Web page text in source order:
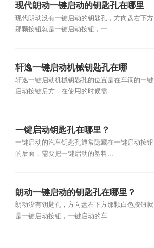
现代朗动一键启动的钥匙孔在哪里
现代朗动没有一键启动的钥匙孔，方向盘右下方
那颗按钮就是一键启动按钮，一...
轩逸一键启动机械钥匙孔在哪
轩逸一键启动机械钥匙孔的位置是在车辆的一键
启动按键后方，在使用的时候需...
一键启动钥匙孔在哪里？
一键启动的汽车钥匙孔通常隐藏在一键启动按钮
的后面，需要把一键启动的塑料...
朗动一键启动的钥匙孔在哪里？
朗动没有钥匙孔，方向盘右下方那颗白色按钮就
是一键启动按钮，一键启动的车...